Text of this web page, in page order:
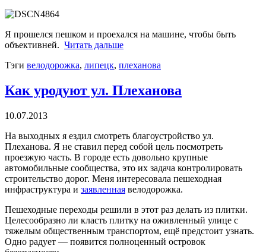
Я прошелся пешком и проехался на машине, чтобы быть
объективней. Читать дальше
Тэги велодорожка, липецк, плеханова
Как уродуют ул. Плеханова
10.07.2013
На выходных я ездил смотреть благоустройство ул.
Плеханова. Я не ставил перед собой цель посмотреть
проезжую часть. В городе есть довольно крупные
автомобильные сообщества, это их задача контролировать
строительство дорог. Меня интересовала пешеходная
инфраструктура и заявленная велодорожка.
Пешеходные переходы решили в этот раз делать из плитки.
Целесообразно ли класть плитку на оживленный улице с
тяжелым общественным транспортом, ещё предстоит узнать.
Одно радует — появится полноценный островок